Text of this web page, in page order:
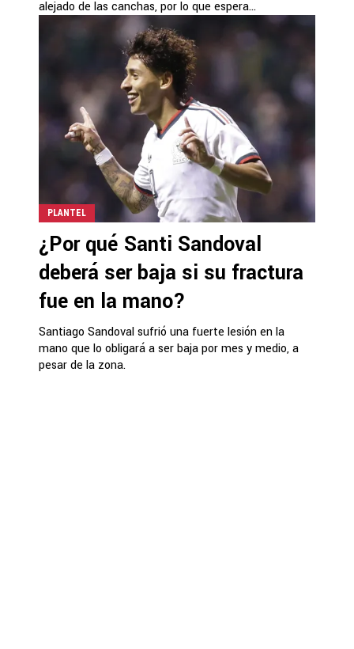
alejado de las canchas, por lo que espera...
PLANTEL
¿Por qué Santi Sandoval
deberá ser baja si su fractura
fue en la mano?
Santiago Sandoval sufrió una fuerte lesión en la
mano que lo obligará a ser baja por mes y medio, a
pesar de la zona.